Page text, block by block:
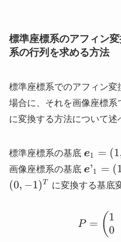
標準座標系のアフィン
系の行列を求める方法
標準座標系でのアフィン変
場合に、それを画像座標系
に変換する方法について述
標準座標系の基底
= (1,
0)^T,
1)^T
e1 = (1
画像座標系の基底
= (1,
0)^T,
= (0,
-1)^T
e’1 = (
(0, −1)T に変換する基底
P = ( 1
0